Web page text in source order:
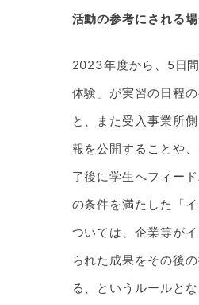
活動の参考にされる場
2023年度から、5日
体験」が実習の日程
と、また受入事業所
報を公開することや
了後に学生へフィー
の条件を満たした「
ついては、企業等が
られた成果をその後
る、というルールとな